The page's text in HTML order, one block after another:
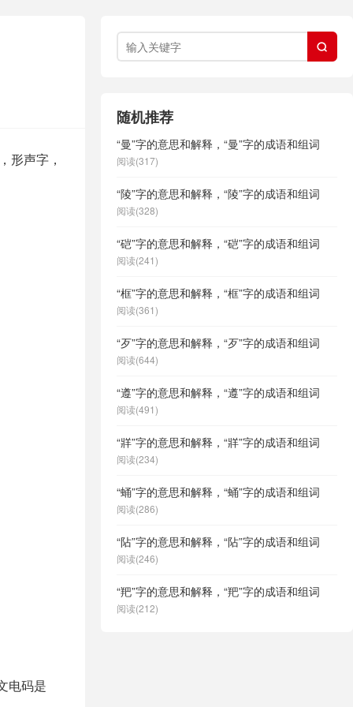
形声字，
电码是

随机推荐
“曼”字的意思和解释，“曼”字的成语和组词
阅读(317)
“陵”字的意思和解释，“陵”字的成语和组词
阅读(328)
“硙”字的意思和解释，“硙”字的成语和组词
阅读(241)
“框”字的意思和解释，“框”字的成语和组词
阅读(361)
“歹”字的意思和解释，“歹”字的成语和组词
阅读(644)
“遵”字的意思和解释，“遵”字的成语和组词
阅读(491)
“牂”字的意思和解释，“牂”字的成语和组词
阅读(234)
“蛹”字的意思和解释，“蛹”字的成语和组词
阅读(286)
“阽”字的意思和解释，“阽”字的成语和组词
阅读(246)
“羓”字的意思和解释，“羓”字的成语和组词
阅读(212)